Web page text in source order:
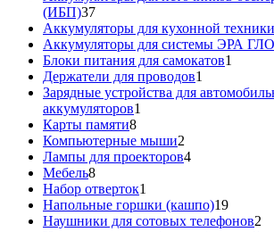
(ИБП)3737
товаров
Аккумуляторы для кухонной техники
Аккумуляторы для системы ЭРА
Блоки питания для самокатов1
Держатели для проводов1
товар
Зарядные устройства для
аккумуляторов1
Карты памяти88
товаров
Компьютерные мыши2
товара
Лампы для проекторов44
Мебель88
товаров
Набор отверток1
товар
Напольные горшки (кашпо)1919
товаров
Наушники для сотовых телефонов2